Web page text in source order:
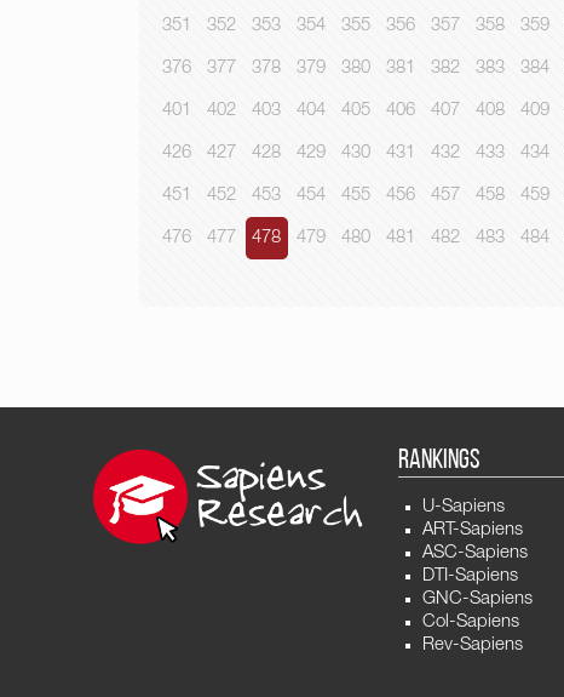
351 352 353 354 355 356 357 358 359
376 377 378 379 380 381 382 383 384
401 402 403 404 405 406 407 408 409
426 427 428 429 430 431 432 433 434
451 452 453 454 455 456 457 458 459
476 477 478 479 480 481 482 483 484
RANKINGS
U-Sapiens
ART-Sapiens
ASC-Sapiens
DTI-Sapiens
GNC-Sapiens
Col-Sapiens
Rev-Sapiens